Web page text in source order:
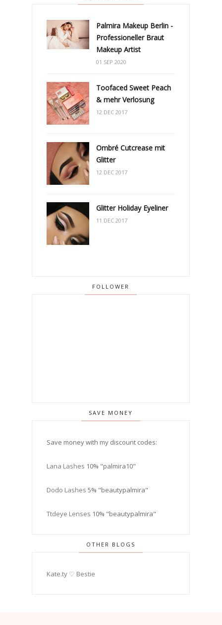
Palmira Makeup Berlin -
Professioneller Braut
Makeup Artist
01 SEP 2020
Toofaced Sweet Peach
& mehr Verlosung
12 DEC 2017
Ombré Cutcrease mit
Glitter
12 DEC 2017
Glitter Holiday Eyeliner
11 DEC 2017
FOLLOWER
SAVE MONEY
Save money with my discount codes:
Lana Lashes 10% "palmira10"
Dodo Lashes 5% "beautypalmira"
Ttdeye Lenses 10% "beautypalmira"
OTHER BLOGS
Kate.ty ♡ Bestie